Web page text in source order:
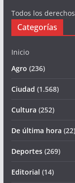
Todos los
Categorías
Inicio
Agro (236)
Ciudad (1.568)
Cultura (252)
De última hora (22)
Deportes(269)
Editorial (14)